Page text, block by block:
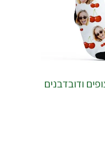
ודובדבנים